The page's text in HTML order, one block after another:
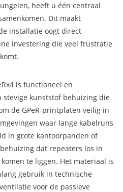
heeft u één centraal
Dit maakt
installatie oogt direct
investering die veel frustratie
is functioneel en
kunststof behuizing die
de GPeR-printplaten veilig in
waar lange kabelruns
in grote kantoorpanden of
dat repeaters los in
te liggen. Het materiaal is
gebruik in technische
voor de passieve